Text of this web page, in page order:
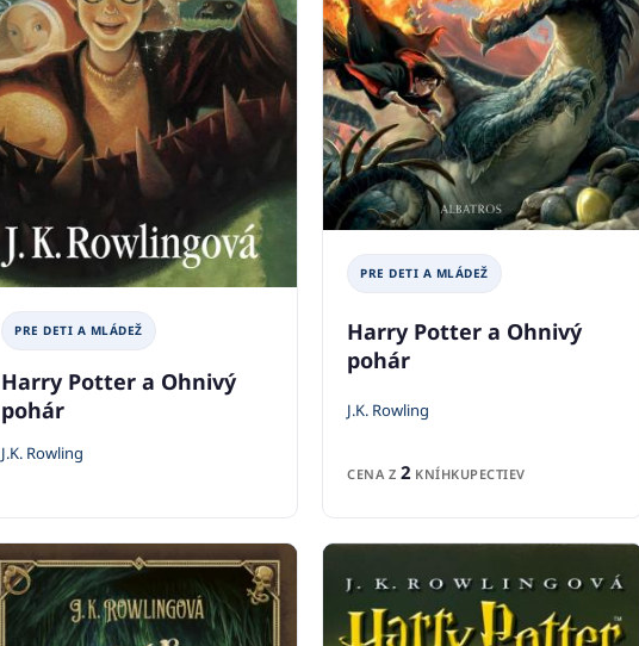
PRE DETI A MLÁDEŽ
Harry Potter a Ohnivý
pohár
J.K. Rowling
PRE DETI A MLÁDEŽ
Harry Potter a Ohnivý
pohár
J.K. Rowling
CENA Z 2 KNÍHKUPECTIEV